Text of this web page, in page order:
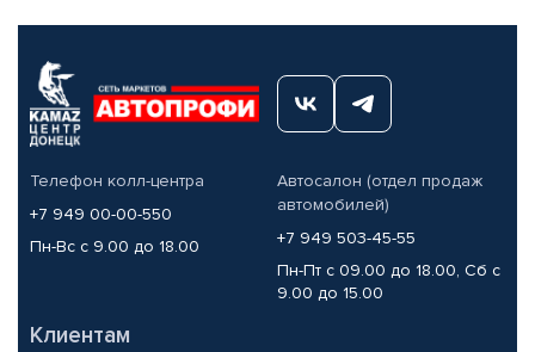
Телефон колл-центра
+7 949 00-00-550
Пн-Вс с 9.00 до 18.00
Автосалон (отдел продаж
автомобилей)
+7 949 503-45-55
Пн-Пт с 09.00 до 18.00, Сб с
9.00 до 15.00
Клиентам